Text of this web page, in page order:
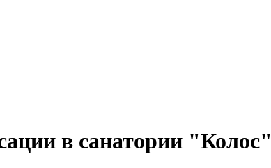
в санатории "Колос"